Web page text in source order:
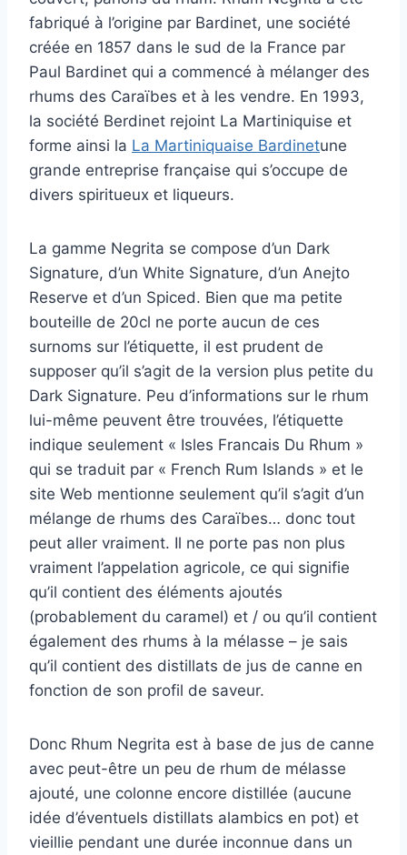
fabriqué à l’origine par Bardinet, une société
créée en 1857 dans le sud de la France par
Paul Bardinet qui a commencé à mélanger des
rhums des Caraïbes et à les vendre. En 1993,
la société Berdinet rejoint La Martiniquise et
forme ainsi la La Martiniquaise Bardinetune
grande entreprise française qui s’occupe de
divers spiritueux et liqueurs.
La gamme Negrita se compose d’un Dark
Signature, d’un White Signature, d’un Anejto
Reserve et d’un Spiced. Bien que ma petite
bouteille de 20cl ne porte aucun de ces
surnoms sur l’étiquette, il est prudent de
supposer qu’il s’agit de la version plus petite du
Dark Signature. Peu d’informations sur le rhum
lui-même peuvent être trouvées, l’étiquette
indique seulement « Isles Francais Du Rhum »
qui se traduit par « French Rum Islands » et le
site Web mentionne seulement qu’il s’agit d’un
mélange de rhums des Caraïbes… donc tout
peut aller vraiment. Il ne porte pas non plus
vraiment l’appelation agricole, ce qui signifie
qu’il contient des éléments ajoutés
(probablement du caramel) et / ou qu’il contient
également des rhums à la mélasse – je sais
qu’il contient des distillats de jus de canne en
fonction de son profil de saveur.
Donc Rhum Negrita est à base de jus de canne
avec peut-être un peu de rhum de mélasse
ajouté, une colonne encore distillée (aucune
idée d’éventuels distillats alambics en pot) et
vieillie pendant une durée inconnue dans un